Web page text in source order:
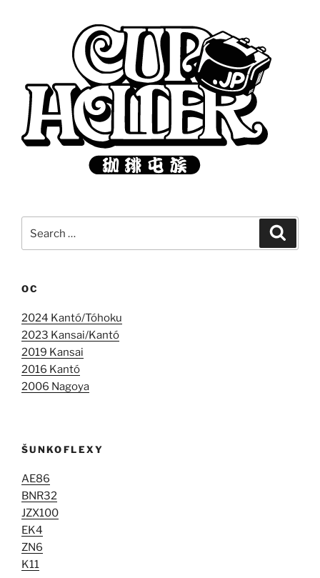
for:
OC
2024 Kantó/Tóhoku
2023 Kansai/Kantó
2019 Kansai
2016 Kantó
2006 Nagoya
ŠUNKOFLEXY
AE86
BNR32
JZX100
EK4
ZN6
K11